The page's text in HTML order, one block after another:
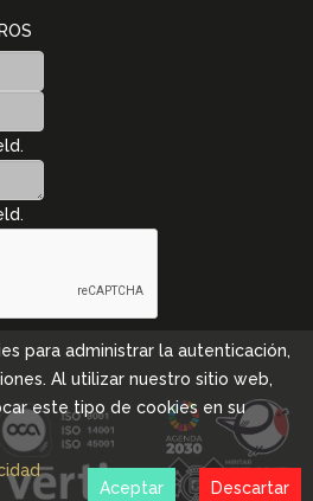
para administrar la autenticación,
Al utilizar nuestro sitio web,
este tipo de cookies en su
Descartar
Aceptar